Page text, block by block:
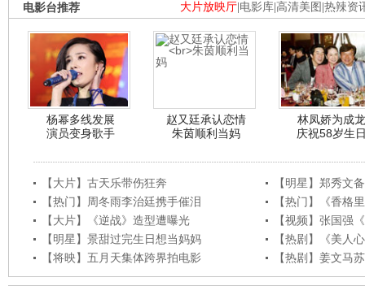
大片放映厅 电影库 高清美图 热辣资
电影台推荐
杨幂多线发展
演员变身歌手
赵又廷承认恋情
朱茵顺利当妈
林凤娇为成龙
庆祝58岁生
【大片】古天乐带伤狂奔
【明星】郑秀文
【热门】周冬雨李治廷携手催泪
【热门】《香格
【大片】《逆战》造型遭曝光
【视频】张国强
【明星】景甜过完生日想当妈妈
【热剧】《美人
【将映】五月天集体跨界拍电影
【热剧】姜文马